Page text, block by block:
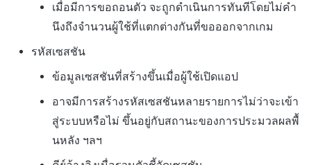
เมื่อมีการขอถอนตัว จะถูกดำเนินการทันทีโดยไม่คำ
นึงถึงจำนวนผู้ใช้ที่แตกต่างกันที่ขอออกจากเกม
รหัสเซสชัน
ข้อมูลเซสชันที่สร้างขึ้นเมื่อผู้ใช้เปิดแอป
อาจมีการสร้างรหัสเซสชันหลายรายการไม่ว่าจะเข้า
สู่ระบบหรือไม่ ขึ้นอยู่กับสถานะของการประมวลผลพื้
นหลัง ฯลฯ